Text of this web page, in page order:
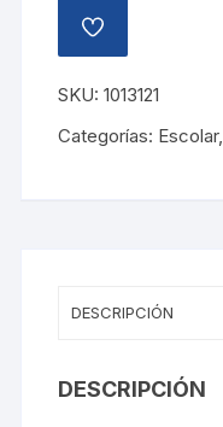
CM
MAPED
AÑADIR
A
LISTA
DE
DESEOS
SKU:1013121
Categorías: Escolar,
DESCRIPCIÓN
DESCRIPCIÓN